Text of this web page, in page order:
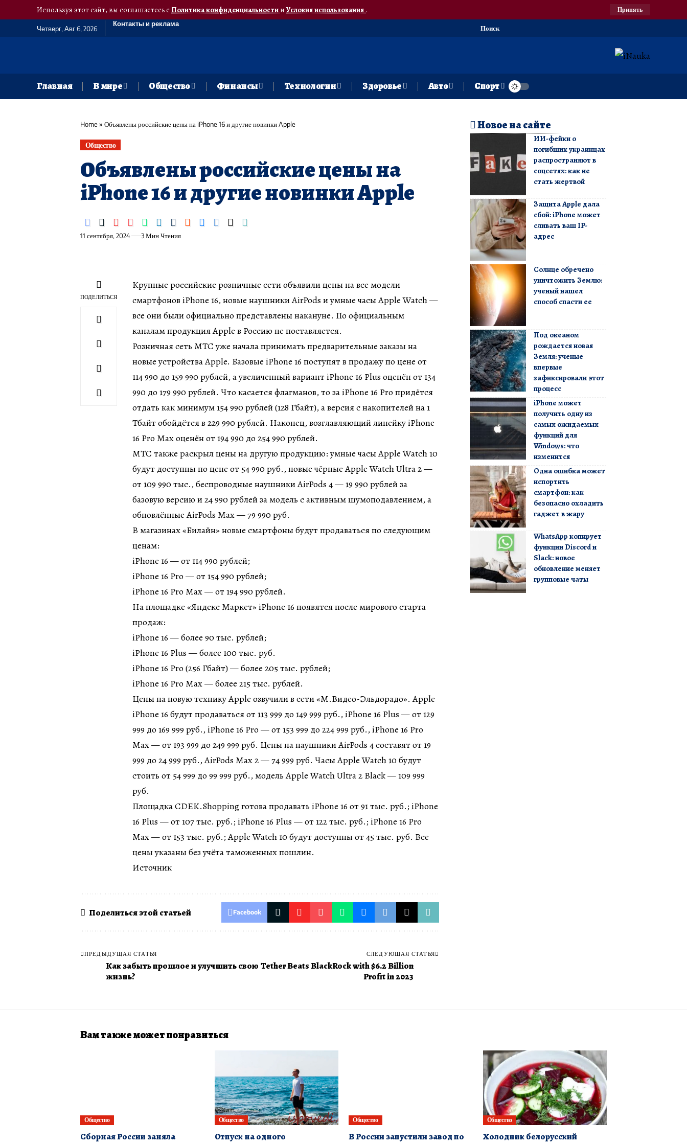
Используя этот сайт, вы соглашаетесь сПолитика конфиденциальностии Условия использования. Принять
Четверг, Авг 6, 2026
Контакты и реклама
Поиск
Главная В мире Общество Финансы Технологии Здоровье Авто Спорт
Home» Объявлены российские цены на iPhone 16 и другие новинки Apple
Общество
Объявлены российские цены на
iPhone 16 и другие новинки Apple
11 сентября, 2024 3 Мин Чтения
ПОДЕЛИТЬСЯ
Крупные российские розничные сети объявили цены на все модели
смартфонов iPhone 16, новые наушники AirPods и умные часы Apple Watch —
все они были официально представлены накануне. По официальным
каналам продукция Apple в Россию не поставляется.
Розничная сеть МТС уже начала принимать предварительные заказы на
новые устройства Apple. Базовые iPhone 16 поступят в продажу по цене от
114 990 до 159 990 рублей, а увеличенный вариант iPhone 16 Plus оценён от 134
990 до 179 990 рублей. Что касается флагманов, то за iPhone 16 Pro придётся
отдать как минимум 154 990 рублей (128 Гбайт), а версия с накопителей на 1
Тбайт обойдётся в 229 990 рублей. Наконец, возглавляющий линейку iPhone
16 Pro Max оценён от 194 990 до 254 990 рублей.
МТС также раскрыл цены на другую продукцию: умные часы Apple Watch 10
будут доступны по цене от 54 990 руб., новые чёрные Apple Watch Ultra 2 —
от 109 990 тыс., беспроводные наушники AirPods 4 — 19 990 рублей за
базовую версию и 24 990 рублей за модель с активным шумоподавлением, а
обновлённые AirPods Max — 79 990 руб.
В магазинах «Билайн» новые смартфоны будут продаваться по следующим
ценам:
iPhone 16 — от 114 990 рублей;
iPhone 16 Pro — от 154 990 рублей;
iPhone 16 Pro Max — от 194 990 рублей.
На площадке «Яндекс Маркет» iPhone 16 появятся после мирового старта
продаж:
iPhone 16 — более 90 тыс. рублей;
iPhone 16 Plus — более 100 тыс. руб.
iPhone 16 Pro (256 Гбайт) — более 205 тыс. рублей;
iPhone 16 Pro Max — более 215 тыс. рублей.
Цены на новую технику Apple озвучили в сети «М.Видео-Эльдорадо». Apple
iPhone 16 будут продаваться от 113 999 до 149 999 руб., iPhone 16 Plus — от 129
999 до 169 999 руб., iPhone 16 Pro — от 153 999 до 224 999 руб., iPhone 16 Pro
Max — от 193 999 до 249 999 руб. Цены на наушники AirPods 4 составят от 19
999 до 24 999 руб., AirPods Max 2 — 74 999 руб. Часы Apple Watch 10 будут
стоить от 54 999 до 99 999 руб., модель Apple Watch Ultra 2 Black — 109 999
руб.
Площадка CDEK.Shopping готова продавать iPhone 16 от 91 тыс. руб.; iPhone
16 Plus — от 107 тыс. руб.; iPhone 16 Plus — от 122 тыс. руб.; iPhone 16 Pro
Max — от 153 тыс. руб.; Apple Watch 10 будут доступны от 45 тыс. руб. Все
цены указаны без учёта таможенных пошлин.
Источник
Поделиться этой статьей Facebook
ПРЕДЫДУЩАЯ СТАТЬЯ
Как забыть прошлое и улучшить свою
жизнь?
СЛЕДУЮЩАЯ СТАТЬЯ
Tether Beats BlackRock with $6.2 Billion
Profit in 2023
Новое на сайте
ИИ-фейки о
погибших украинцах
распространяют в
соцсетях: как не
стать жертвой
Защита Apple дала
сбой: iPhone может
сливать ваш IP-
адрес
Солнце обречено
уничтожить Землю:
ученый нашел
способ спасти ее
Под океаном
рождается новая
Земля: ученые
впервые
зафиксировали этот
процесс
iPhone может
получить одну из
самых ожидаемых
функций для
Windows: что
изменится
Одна ошибка может
испортить
смартфон: как
безопасно охладить
гаджет в жару
WhatsApp копирует
функции Discord и
Slack: новое
обновление меняет
групповые чаты
Вам также может понравиться
Общество
Сборная России заняла
Общество
Отпуск на одного
Общество
В России запустили завод по
Общество
Холодник белорусский